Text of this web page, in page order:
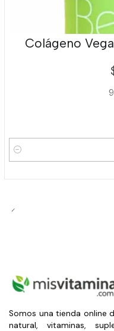
Colágeno
Cantidad
Somos una tienda online
natural, vitaminas,